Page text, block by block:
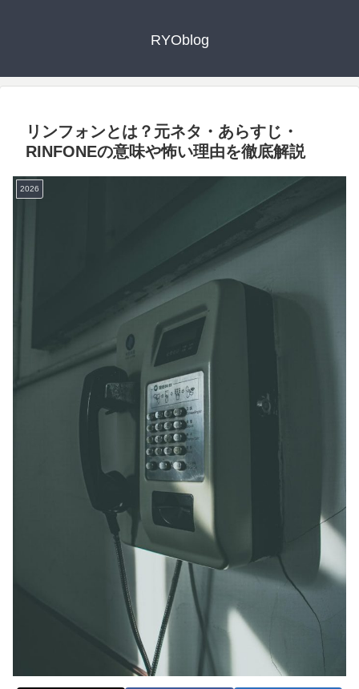
RYOblog
リンフォンとは？元ネタ・あらすじ・
RINFONEの意味や怖い理由を徹底解説
2026